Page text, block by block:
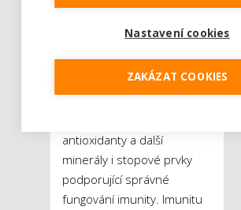
slouží k zásobování
imunitního systému –
a dále rovněž biologicky
antioxidanty a další
minerály i stopové prvky
podporující správné
fungování imunity. Imunitu
Nastavení cookies
ZAKÁZAT COOKIES